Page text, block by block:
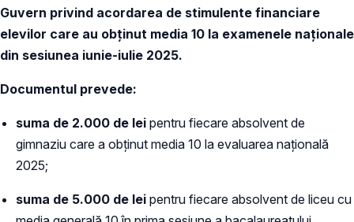
Guvern privind acordarea de stimulente financiare
elevilor care au obținut media 10 la examenele naționale
din sesiunea iunie-iulie 2025.
Documentul prevede:
suma de 2.000 de lei pentru fiecare absolvent de
gimnaziu care a obținut media 10 la evaluarea națională
2025;
suma de 5.000 de lei pentru fiecare absolvent de liceu cu